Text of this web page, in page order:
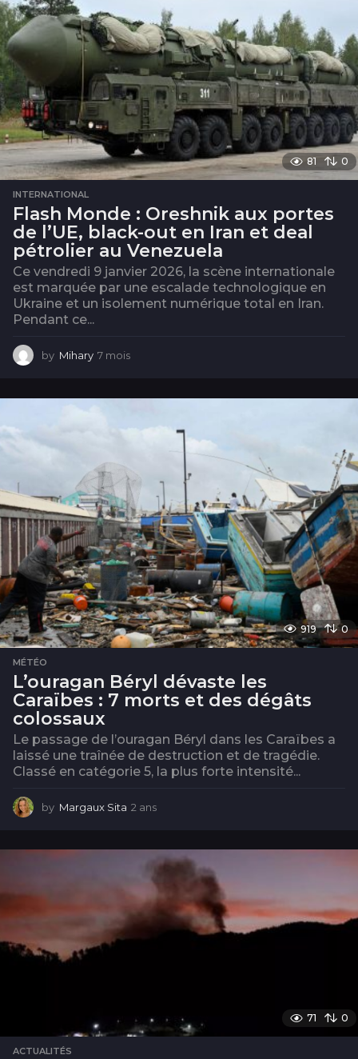
81 0
INTERNATIONAL
Flash Monde : Oreshnik aux portes
de l’UE, black-out en Iran et deal
pétrolier au Venezuela
Ce vendredi 9 janvier 2026, la scène internationale
est marquée par une escalade technologique en
Ukraine et un isolement numérique total en Iran.
Pendant ce...
by Mihary 7 mois
i
919 0
MÉTÉO
L’ouragan Béryl dévaste les
Caraïbes : 7 morts et des dégâts
colossaux
Le passage de l’ouragan Béryl dans les Caraïbes a
laissé une traînée de destruction et de tragédie.
Classé en catégorie 5, la plus forte intensité...
by Margaux Sita 2 ans
s
71 0
ACTUALITÉS